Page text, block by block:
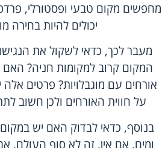
מחפשים מקום טבעי ופסטורלי,
יכולים להיות בחירה
מעבר לכך, כדאי לשקול את
המקום קרוב למקומות חניה?
אורחים עם מוגבלויות? פרטים
על חווית האורחים ולכן חשוב
בנוסף, כדאי לבדוק האם יש
ומים. אם אין, זה לא סוף העולם,